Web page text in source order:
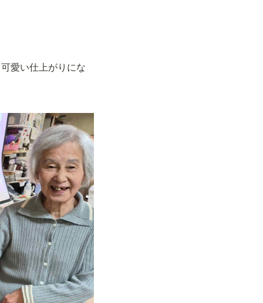
愛い仕上がりにな